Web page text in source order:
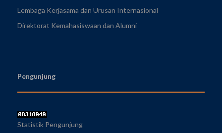
Lembaga Kerjasama dan Urusan Internasional
Direktorat Kemahasiswaan dan Alumni
Pengunjung
Statistik Pengunjung